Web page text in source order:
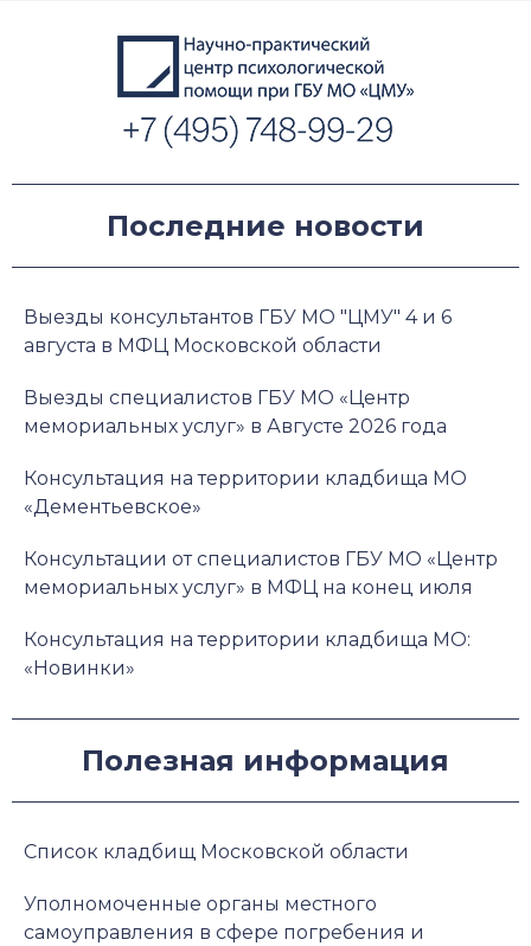
Последние новости
Выезды консультантов ГБУ МО "ЦМУ" 4 и 6
августа в МФЦ Московской области
Выезды специалистов ГБУ МО «Центр
мемориальных услуг» в Августе 2026 года
Консультация на территории кладбища МО
«Дементьевское»
Консультации от специалистов ГБУ МО «Центр
мемориальных услуг» в МФЦ на конец июля
Консультация на территории кладбища МО:
«Новинки»
Полезная информация
Список кладбищ Московской области
Уполномоченные органы местного
самоуправления в сфере погребения и